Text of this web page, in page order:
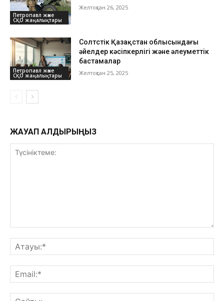
Петропавл және
СҚО жаңалықтары
Желтоқсан 26, 2025
Петропавл және
СҚО жаңалықтары
Солтүстік Қазақстан облысындағы
әйелдер кәсіпкерлігі және әлеуметтік
бастамалар
Желтоқсан 25, 2025
ЖАУАП ҚАЛДЫРЫҢЫЗ